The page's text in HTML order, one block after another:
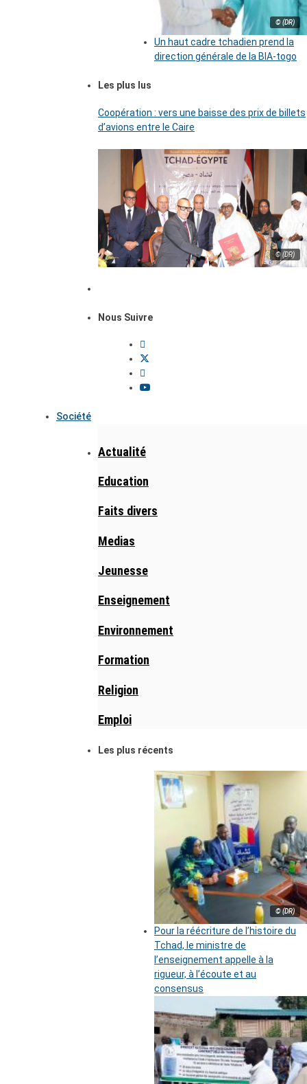
© (DR)
Un haut cadre tchadien prend la
direction générale de la BIA-togo
Les plus lus
Coopération : vers une baisse des prix de billets
d’avions entre le Caire
© (DR)
Nous Suivre
Société
Actualité
Education
Faits divers
Medias
Jeunesse
Enseignement
Environnement
Formation
Religion
Emploi
Les plus récents
© (DR)
Pour la réécriture de l’histoire du
Tchad, le ministre de
l’enseignement appelle à la
rigueur, à l’écoute et au
consensus